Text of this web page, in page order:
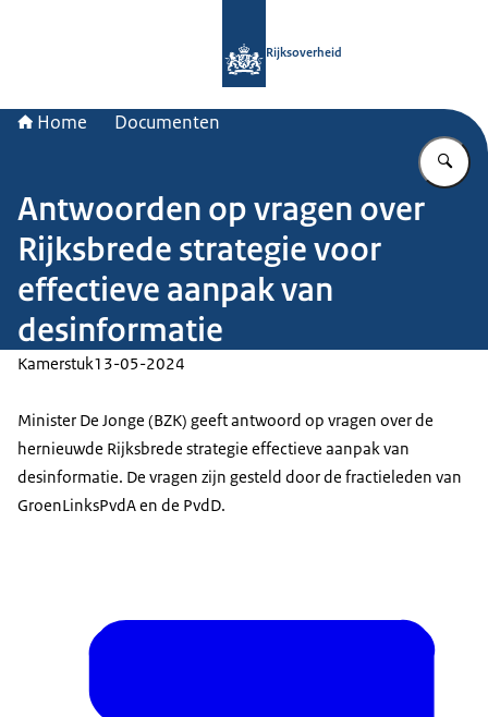
Rijksoverheid
Home Documenten
Antwoorden op vragen over
Rijksbrede strategie voor
effectieve aanpak van
desinformatie
Kamerstuk13-05-2024
Minister De Jonge (BZK) geeft antwoord op vragen over de
hernieuwde Rijksbrede strategie effectieve aanpak van
desinformatie. De vragen zijn gesteld door de fractieleden van
GroenLinksPvdA en de PvdD.